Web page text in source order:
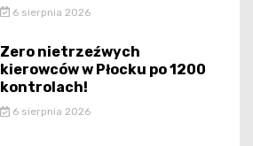
6 sierpnia 2026
Zero nietrzeźwych
kierowców w Płocku po 1200
kontrolach!
6 sierpnia 2026